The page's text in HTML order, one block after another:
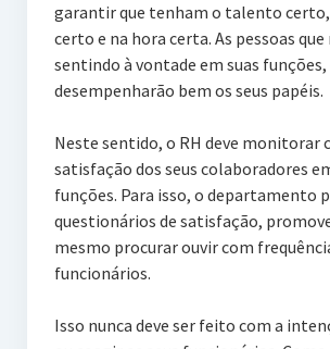
garantir que tenham o talento
certo e na hora certa. As pessoas que
sentindo à vontade em suas
desempenharão bem os seus papéis.
Neste sentido, o RH deve monitorar
satisfação dos seus colaboradores
funções. Para isso, o departamento
questionários de satisfação,
mesmo procurar ouvir com
funcionários.
Isso nunca deve ser feito com a